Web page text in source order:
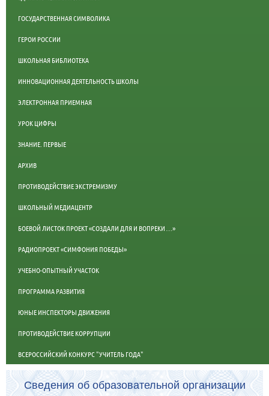
ГОСУДАРСТВЕННАЯ СИМВОЛИКА
ГЕРОИ РОССИИ
ШКОЛЬНАЯ БИБЛИОТЕКА
ИННОВАЦИОННАЯ ДЕЯТЕЛЬНОСТЬ ШКОЛЫ
ЭЛЕКТРОННАЯ ПРИЕМНАЯ
УРОК ЦИФРЫ
ЗНАНИЕ. ПЕРВЫЕ
АРХИВ
ПРОТИВОДЕЙСТВИЕ ЭКСТРЕМИЗМУ
ШКОЛЬНЫЙ МЕДИАЦЕНТР
БОЕВОЙ ЛИСТОК ПРОЕКТ «СОЗДАЛИ ДЛЯ И ВОПРЕКИ …»
РАДИОПРОЕКТ «СИМФОНИЯ ПОБЕДЫ»
УЧЕБНО-ОПЫТНЫЙ УЧАСТОК
ПРОГРАММА РАЗВИТИЯ
ЮНЫЕ ИНСПЕКТОРЫ ДВИЖЕНИЯ
ПРОТИВОДЕЙСТВИЕ КОРРУПЦИИ
ВСЕРОССИЙСКИЙ КОНКУРС "УЧИТЕЛЬ ГОДА"
Сведения об образовательной организации